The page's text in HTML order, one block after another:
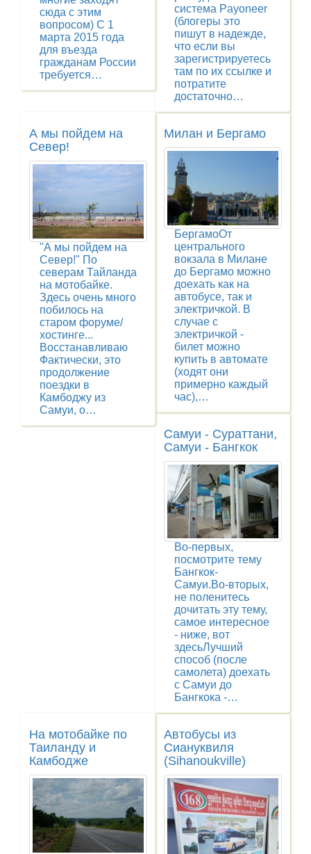
сюда с этим
вопросом) С 1
марта 2015 года
для въезда
гражданам России
требуется…
система Payoneer
(блогеры это
пишут в надежде,
что если вы
зарегистрируетесь
там по их ссылке и
потратите
достаточно…
А мы пойдем на
Север!
"А мы пойдем на
Север!" По
северам Тайланда
на мотобайке.
Здесь очень много
побилось на
старом форуме/
хостинге...
Восстанавливаю
Фактически, это
продолжение
поездки в
Камбоджу из
Самуи, о…
Милан и Бергамо
БергамоОт
центрального
вокзала в Милане
до Бергамо можно
доехать как на
автобусе, так и
электричкой. В
случае с
электричкой -
билет можно
купить в автомате
(ходят они
примерно каждый
час),…
Самуи - Сураттани,
Самуи - Бангкок
Во-первых,
посмотрите тему
Бангкок-
Самуи.Во-вторых,
не поленитесь
дочитать эту тему,
самое интересное
- ниже, вот
здесьЛучший
способ (после
самолета) доехать
с Самуи до
Бангкока -…
На мотобайке по
Таиланду и
Камбодже
Автобусы из
Сиануквиля
(Sihanoukville)